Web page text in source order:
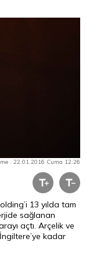
: 22.01.2016 Cuma 12:26
13 yılda tam
sağlanan
açtı. Arçelik ve
kadar